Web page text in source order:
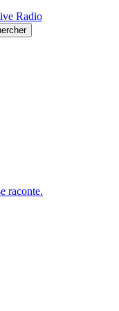
Radio
raconte.